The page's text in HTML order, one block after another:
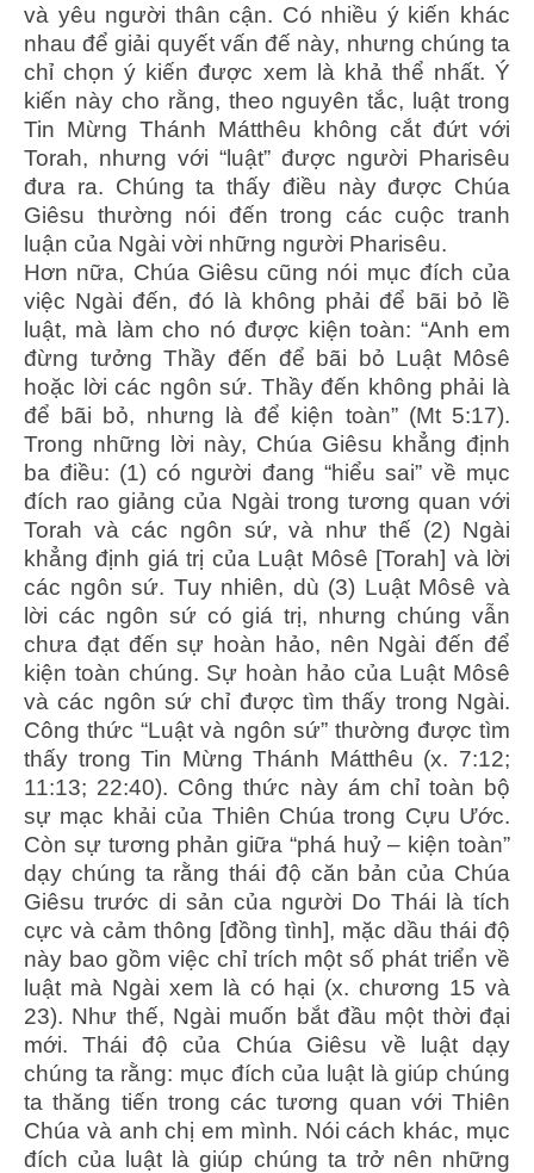
và yêu người thân cận. Có nhiều ý kiến khác
nhau để giải quyết vấn đế này, nhưng chúng ta
chỉ chọn ý kiến được xem là khả thể nhất. Ý
kiến này cho rằng, theo nguyên tắc, luật trong
Tin Mừng Thánh Mátthêu không cắt đứt với
Torah, nhưng với “luật” được người Pharisêu
đưa ra. Chúng ta thấy điều này được Chúa
Giêsu thường nói đến trong các cuộc tranh
luận của Ngài vời những người Pharisêu.
Hơn nữa, Chúa Giêsu cũng nói mục đích của
việc Ngài đến, đó là không phải để bãi bỏ lề
luật, mà làm cho nó được kiện toàn: “Anh em
đừng tưởng Thầy đến để bãi bỏ Luật Môsê
hoặc lời các ngôn sứ. Thầy đến không phải là
để bãi bỏ, nhưng là để kiện toàn” (Mt 5:17).
Trong những lời này, Chúa Giêsu khẳng định
ba điều: (1) có người đang “hiểu sai” về mục
đích rao giảng của Ngài trong tương quan với
Torah và các ngôn sứ, và như thế (2) Ngài
khẳng định giá trị của Luật Môsê [Torah] và lời
các ngôn sứ. Tuy nhiên, dù (3) Luật Môsê và
lời các ngôn sứ có giá trị, nhưng chúng vẫn
chưa đạt đến sự hoàn hảo, nên Ngài đến để
kiện toàn chúng. Sự hoàn hảo của Luật Môsê
và các ngôn sứ chỉ được tìm thấy trong Ngài.
Công thức “Luật và ngôn sứ” thường được tìm
thấy trong Tin Mừng Thánh Mátthêu (x. 7:12;
11:13; 22:40). Công thức này ám chỉ toàn bộ
sự mạc khải của Thiên Chúa trong Cựu Ước.
Còn sự tương phản giữa “phá huỷ – kiện toàn”
dạy chúng ta rằng thái độ căn bản của Chúa
Giêsu trước di sản của người Do Thái là tích
cực và cảm thông [đồng tình], mặc dầu thái độ
này bao gồm việc chỉ trích một số phát triển về
luật mà Ngài xem là có hại (x. chương 15 và
23). Như thế, Ngài muốn bắt đầu một thời đại
mới. Thái độ của Chúa Giêsu về luật dạy
chúng ta rằng: mục đích của luật là giúp chúng
ta thăng tiến trong các tương quan với Thiên
Chúa và anh chị em mình. Nói cách khác, mục
đích của luật là giúp chúng ta trở nên những